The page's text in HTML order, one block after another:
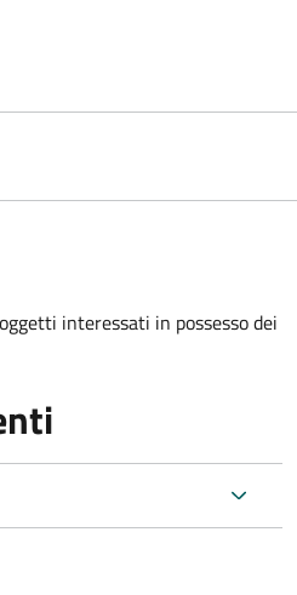
interessati in possesso dei